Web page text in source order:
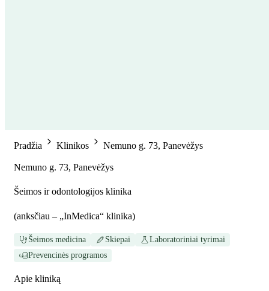
Pradžia Klinikos Nemuno g. 73, Panevėžys
Nemuno g. 73, Panevėžys
Šeimos ir odontologijos klinika
(anksčiau – „InMedica“ klinika)
Šeimos medicina Skiepai
Laboratoriniai tyrimai
Prevencinės programos
Apie kliniką